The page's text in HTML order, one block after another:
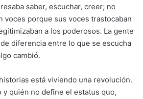
saber, escuchar, creer; no
voces porque sus voces trastocaban
a los poderosos. La gente
diferencia entre lo que se escucha
cambió.
está viviendo una revolución.
y quién no define el estatus quo,